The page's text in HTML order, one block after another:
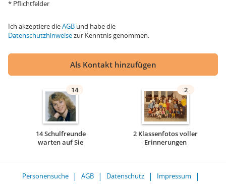
* Pflichtfelder
Ich akzeptiere dieAGB und habe die
Datenschutzhinweisezur Kenntnis genommen.
Als Kontakt hinzufügen
14
14 Schulfreunde
warten auf Sie
2
2 Klassenfotos voller
Erinnerungen
Personensuche AGB Datenschutz
Impressum